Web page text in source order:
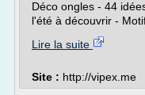
Déco ongles - 44
l'été à découvrir -
Lire la suite
Site : http://vipex.me